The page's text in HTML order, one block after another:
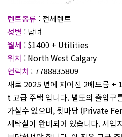
렌트종류 : 전체렌트
성별 : 남녀
월세 : $1400 + Utilities
위치 : North West Calgary
연락처 : 7788835809
새로 2025 년에 지어진 2베드룸 +
t 고급 주택 입니다. 별도의 출입구
가실수 있으며, 뒷마당 (Private
세탁실이 완비되어 있습니다. 세